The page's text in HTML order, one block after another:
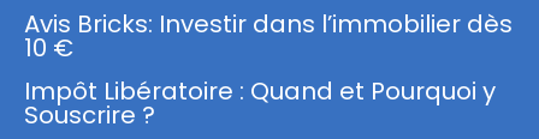
Avis Bricks: Investir dans l’immobilier dès
10 €
Impôt Libératoire : Quand et Pourquoi y
Souscrire ?